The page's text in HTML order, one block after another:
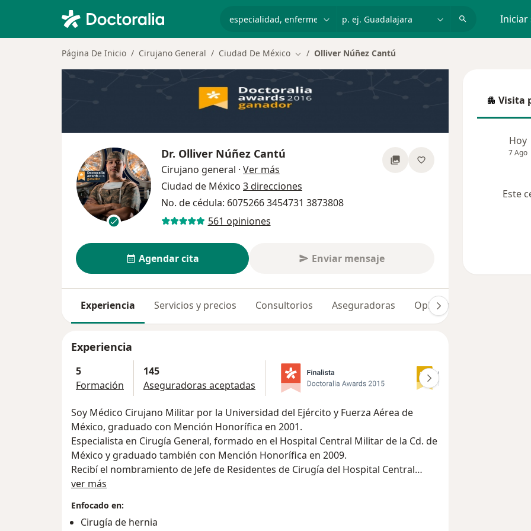
Iniciar
Página De Inicio Cirujano General Ciudad De México Cambiar de ciudad
Olliver Núñez Cantú
Dr. Olliver Núñez Cantú
Cirujano general · Ver más sobre las especializaciones
Ciudad de México 3 direcciones
No. de cédula: 6075266 3454731 3873808
561 opiniones
Agendar cita Enviar mensaje
Experiencia Servicios y precios Consultorios Aseguradoras Opiniones (561)
Experiencia
5
Formación
145
Aseguradoras aceptadas
Soy Médico Cirujano Militar por la Universidad del Ejército y Fuerza Aérea de
México, graduado con Mención Honorífica en 2001.
Especialista en Cirugía General, formado en el Hospital Central Militar de la Cd. de
México y graduado también con Mención Honorífica en 2009.
Recibí el nombramiento de Jefe de Residentes de Cirugía del Hospital Central
Militar, 2009.
extranjero (con certificado del ECFMG de los EUA) en Cirugía de Trauma y
Cuidados Críticos Quirúrgicos por el "University of Texas Health Science Center at
ver más
Enfocado en:
Cirugía de hernia
Visita
Visita
Hoy
7 Ago
Este